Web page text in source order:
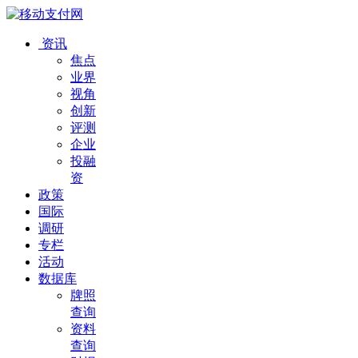
资讯
焦点
业界
视角
创新
评测
企业
投融
资
政策
国际
调研
专栏
活动
数据库
牌照
查询
资料
查询